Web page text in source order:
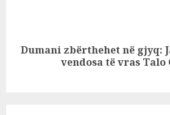
Next
Dumani zbërthehet në gjyq:
vendosa të vras Talo